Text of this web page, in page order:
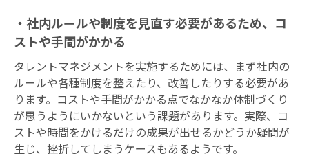
・社内ルールや制度を見直す必要があるため、コ
ストや手間がかかる
タレントマネジメントを実施するためには、まず社内の
ルールや各種制度を整えたり、改善したりする必要があ
ります。コストや手間がかかる点でなかなか体制づくり
が思うようにいかないという課題があります。実際、コ
ストや時間をかけるだけの成果が出せるかどうか疑問が
生じ、挫折してしまうケースもあるようです。